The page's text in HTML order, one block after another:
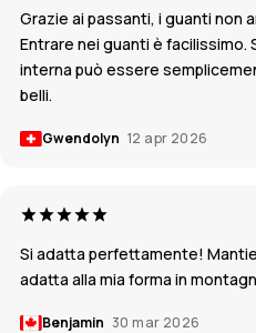
Grazie ai passanti, i guanti non
Entrare nei guanti è facilissimo.
interna può essere
belli.
Gwendolyn 12 apr 2026
Si adatta perfettamente!
adatta alla mia forma in
Benjamin 30 mar 2026